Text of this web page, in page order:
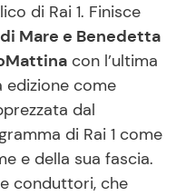
Ricette in TV
Piatti
Facili e Veloci
di Rai 1. Finisce
Mare e Benedetta
con l’ultima
edizione come
dal
di Rai 1 come
e della sua fascia.
conduttori, che